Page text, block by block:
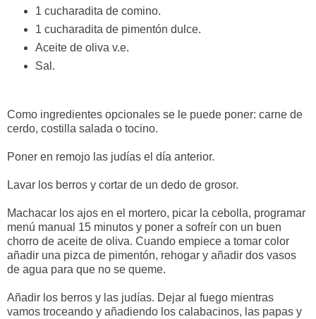
1 cucharadita de comino.
1 cucharadita de pimentón dulce.
Aceite de oliva v.e.
Sal.
Como ingredientes opcionales se le puede poner: carne de
cerdo, costilla salada o tocino.
Poner en remojo las judías el día anterior.
Lavar los berros y cortar de un dedo de grosor.
Machacar los ajos en el mortero, picar la cebolla, programar
menú manual 15 minutos y poner a sofreír con un buen
chorro de aceite de oliva. Cuando empiece a tomar color
añadir una pizca de pimentón, rehogar y añadir dos vasos
de agua para que no se queme.
Añadir los berros y las judías. Dejar al fuego mientras
vamos troceando y añadiendo los calabacinos, las papas y